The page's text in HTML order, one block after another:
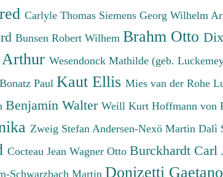
Carlyle Thomas Siemens Georg Wilhelm
Bunsen Robert Wilhem Brahm Otto
Wesendonck Mathilde (geb.
Bonatz Paul Kaut Ellis Mies van der Rohe
Benjamin Walter Weill Kurt Hoffmann von
Zweig Stefan Andersen-Nexö Martin Dalì
Cocteau Jean Wagner Otto Burckhardt Carl
Schwarzbach Martin Donizetti Gaetano